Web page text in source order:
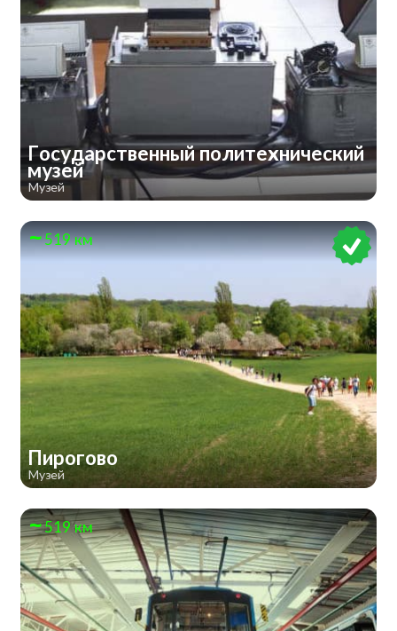
Государственный политехнический
музей
Музей
519 км
Пирогово
Музей
519 км